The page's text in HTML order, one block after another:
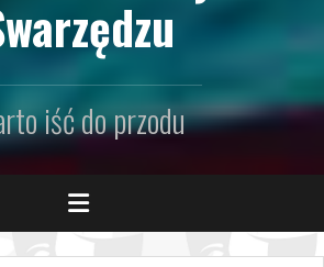
iść do przodu